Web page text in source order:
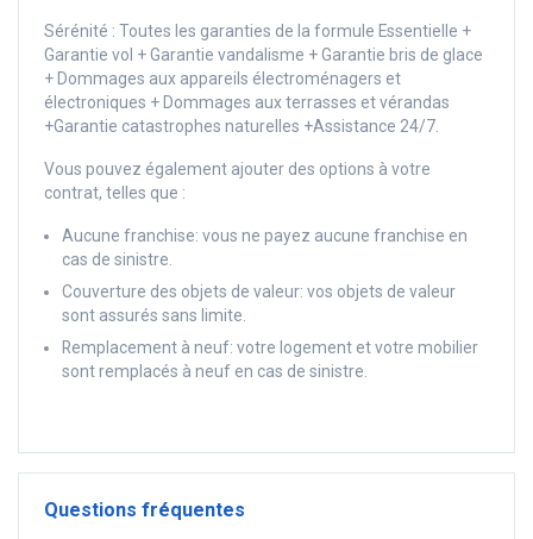
Sérénité : Toutes les garanties de la formule Essentielle +
Garantie vol + Garantie vandalisme + Garantie bris de glace
+ Dommages aux appareils électroménagers et
électroniques + Dommages aux terrasses et vérandas
+Garantie catastrophes naturelles +Assistance 24/7.
Vous pouvez également ajouter des options à votre
contrat, telles que :
Aucune franchise: vous ne payez aucune franchise en
cas de sinistre.
Couverture des objets de valeur: vos objets de valeur
sont assurés sans limite.
Remplacement à neuf: votre logement et votre mobilier
sont remplacés à neuf en cas de sinistre.
Questions fréquentes